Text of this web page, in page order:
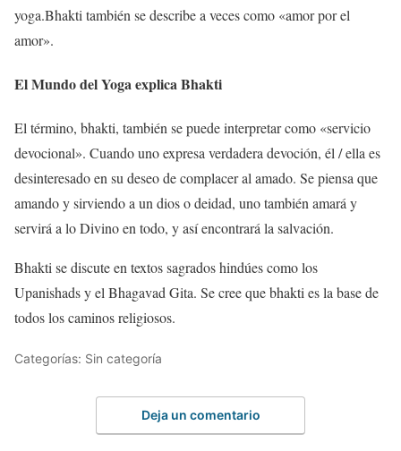
yoga.Bhakti también se describe a veces como «amor por el
amor».
El Mundo del Yoga explica Bhakti
El término, bhakti, también se puede interpretar como «servicio
devocional». Cuando uno expresa verdadera devoción, él / ella es
desinteresado en su deseo de complacer al amado. Se piensa que
amando y sirviendo a un dios o deidad, uno también amará y
servirá a lo Divino en todo, y así encontrará la salvación.
Bhakti se discute en textos sagrados hindúes como los
Upanishads y el Bhagavad Gita. Se cree que bhakti es la base de
todos los caminos religiosos.
Categorías: Sin categoría
Deja un comentario